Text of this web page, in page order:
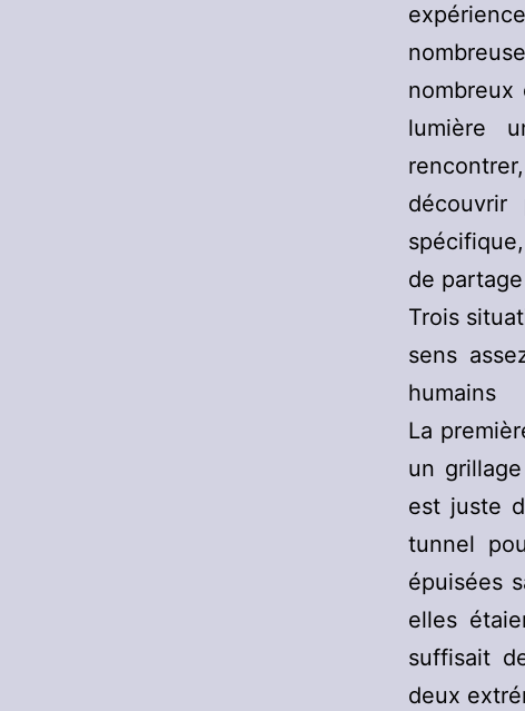
nombreux
lumière
de
Trois
sens
humains
La
un
est juste
tunnel
épuisées
elles
suffisait
deux